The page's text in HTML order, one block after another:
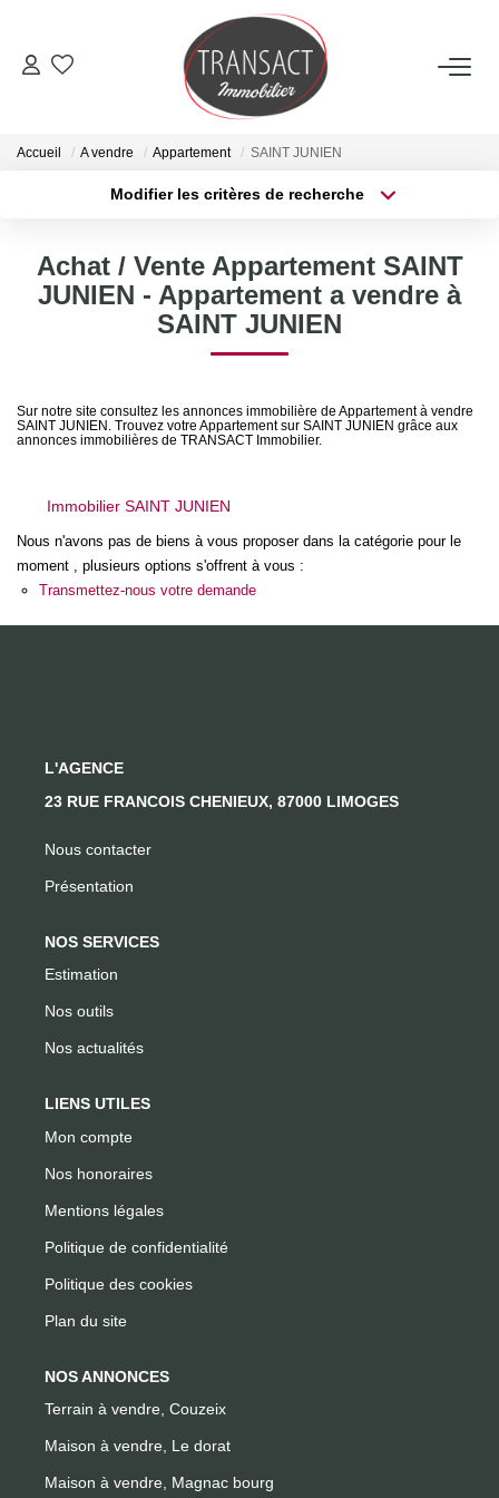
ACCUEIL
ESTIMER
Qui Sommes-Nous
CONTACT
Accueil A vendre Appartement SAINT JUNIEN
Modifier les critères de recherche
Sélectionnez...
Type de bien
Surface min
Achat / Vente Appartement SAINT
JUNIEN - Appartement a vendre à
SAINT JUNIEN
Sur notre site consultez les annonces immobilière de Appartement à vendre
SAINT JUNIEN. Trouvez votre Appartement sur SAINT JUNIEN grâce aux
annonces immobilières de TRANSACT Immobilier.
Immobilier SAINT JUNIEN
Nous n'avons pas de biens à vous proposer dans la catégorie pour le
moment , plusieurs options s'offrent à vous :
Transmettez-nous votre demande
L'AGENCE
23 RUE FRANCOIS CHENIEUX, 87000 LIMOGES
Nous contacter
Présentation
NOS SERVICES
Estimation
Nos outils
Nos actualités
LIENS UTILES
Mon compte
Nos honoraires
Mentions légales
Politique de confidentialité
Politique des cookies
Plan du site
NOS ANNONCES
Terrain à vendre, Couzeix
Maison à vendre, Le dorat
Maison à vendre, Magnac bourg